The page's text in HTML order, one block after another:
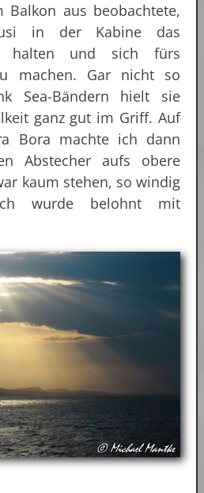
Balkon aus beobachtete,
in der Kabine das
halten und sich fürs
machen. Gar nicht so
Sea-Bändern hielt sie
ganz gut im Griff. Auf
Bora machte ich dann
Abstecher aufs obere
kaum stehen, so windig
wurde belohnt mit